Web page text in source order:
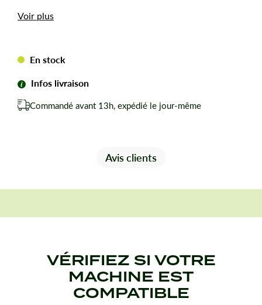
Voir plus
En stock
Infos livraison
Commandé avant 13h, expédié le jour-même
Avis clients
VÉRIFIEZ SI VOTRE
MACHINE EST
COMPATIBLE